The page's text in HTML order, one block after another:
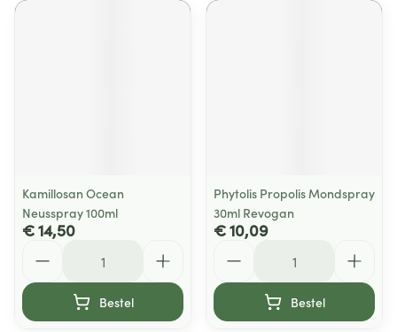
Kamillosan Ocean
Neusspray 100ml
€ 14,50
Bestel
Phytolis Propolis Mondspray
30ml Revogan
€ 10,09
Bestel